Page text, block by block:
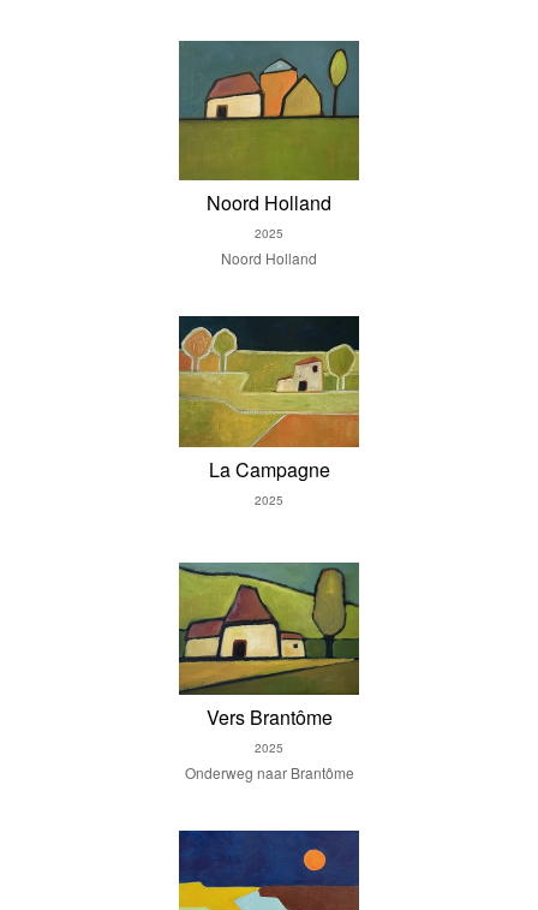
Noord Holland
2025
Noord Holland
La Campagne
2025
Vers Brantôme
2025
Onderweg naar Brantôme